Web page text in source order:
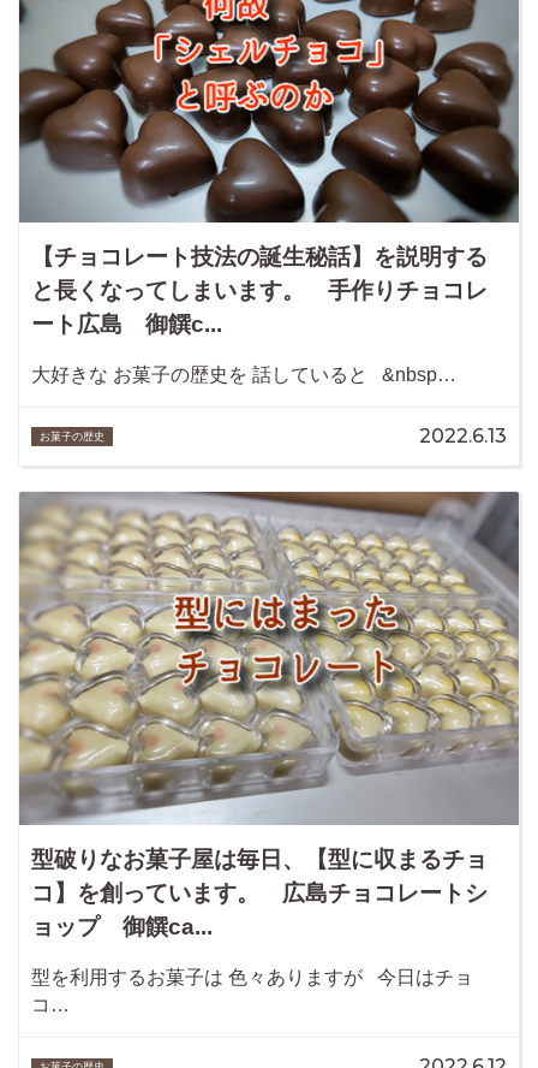
【チョコレート技法の誕生秘話】を説明する
と長くなってしまいます。 手作りチョコレ
ート広島 御饌c...
大好きな お菓子の歴史を 話していると &nbsp…
お菓子の歴史 2022.6.13
型破りなお菓子屋は毎日、【型に収まるチョ
コ】を創っています。 広島チョコレートシ
ョップ 御饌ca...
型を利用するお菓子は 色々ありますが 今日はチョ
コ…